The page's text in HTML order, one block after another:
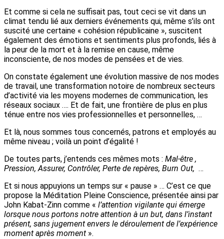
Et comme si cela ne suffisait pas, tout ceci se vit dans un
climat tendu lié aux derniers événements qui, même s’ils ont
suscité une certaine « cohésion républicaine », suscitent
également des émotions et sentiments plus profonds, liés à
la peur de la mort et à la remise en cause, même
inconsciente, de nos modes de pensées et de vies.
On constate également une évolution massive de nos modes
de travail, une transformation notoire de nombreux secteurs
d’activité via les moyens modernes de communication, les
réseaux sociaux …. Et de fait, une frontière de plus en plus
ténue entre nos vies professionnelles et personnelles, …
Et là, nous sommes tous concernés, patrons et employés au
même niveau ; voilà un point d’égalité !
De toutes parts, j’entends ces mêmes mots : Mal-être ,
Pression, Assurer, Contrôler, Perte de repères, Burn Out, …
Et si nous appuyions un temps sur « pause » … C’est ce que
propose la Méditation Pleine Conscience, présentée ainsi par
John Kabat-Zinn comme « l’attention vigilante qui émerge
lorsque nous portons notre attention à un but, dans l’instant
présent, sans jugement envers le déroulement de l’expérience
moment après moment ».